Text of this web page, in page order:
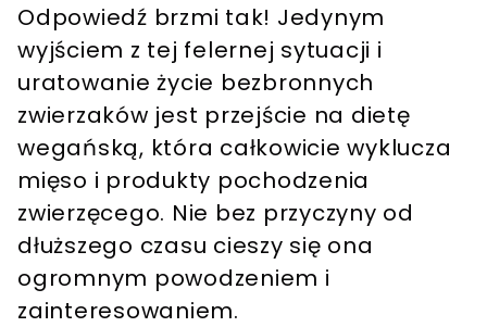
Odpowiedź brzmi tak! Jedynym
wyjściem z tej felernej sytuacji i
uratowanie życie bezbronnych
zwierzaków jest przejście na dietę
wegańską, która całkowicie wyklucza
mięso i produkty pochodzenia
zwierzęcego. Nie bez przyczyny od
dłuższego czasu cieszy się ona
ogromnym powodzeniem i
zainteresowaniem.